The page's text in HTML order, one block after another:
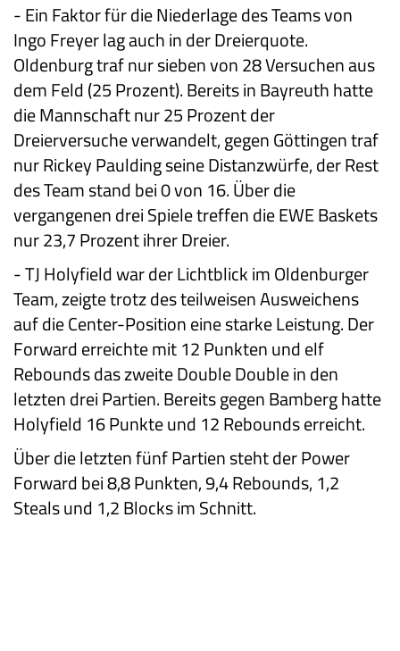
-Ein Faktor für die Niederlage des Teams von
Ingo Freyer lag auch in der Dreierquote.
Oldenburg traf nur sieben von 28 Versuchen aus
dem Feld (25 Prozent). Bereits in Bayreuth hatte
die Mannschaft nur 25 Prozent der
Dreierversuche verwandelt, gegen Göttingen traf
nur Rickey Paulding seine Distanzwürfe, der Rest
des Team stand bei 0 von 16. Über die
vergangenen drei Spiele treffen die EWE Baskets
nur 23,7 Prozent ihrer Dreier.
-TJ Holyfield war der Lichtblick im Oldenburger
Team, zeigte trotz des teilweisen Ausweichens
auf die Center-Position eine starke Leistung. Der
Forward erreichte mit 12 Punkten und elf
Rebounds das zweite Double Double in den
letzten drei Partien. Bereits gegen Bamberg hatte
Holyfield 16 Punkte und 12 Rebounds erreicht.
Über die letzten fünf Partien steht der Power
Forward bei 8,8 Punkten, 9,4 Rebounds, 1,2
Steals und 1,2 Blocks im Schnitt.